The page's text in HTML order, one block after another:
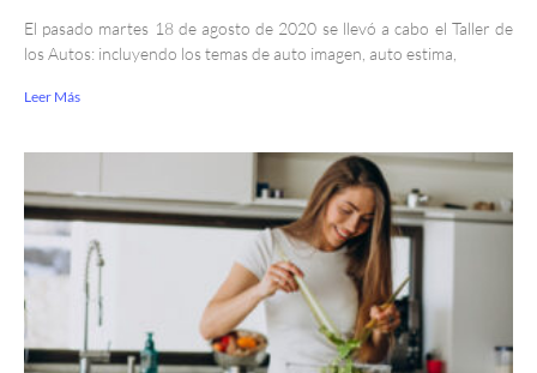
El pasado martes 18 de agosto de 2020 se llevó a cabo el Taller de
los Autos: incluyendo los temas de auto imagen, auto estima,
Leer Más